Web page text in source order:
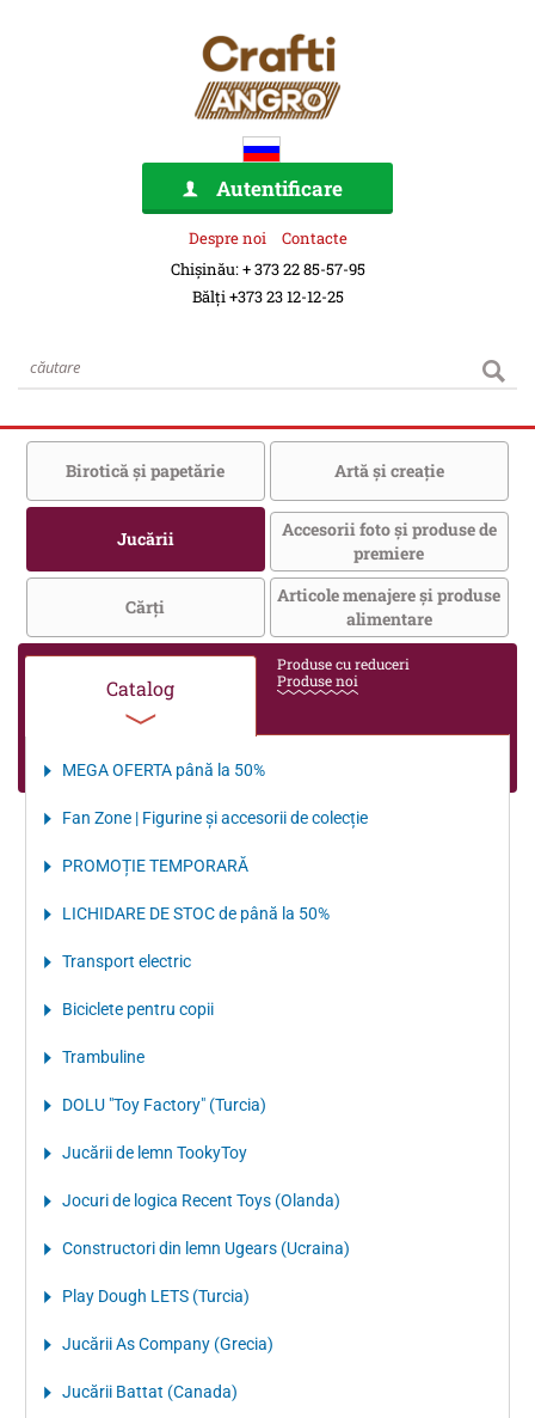
Autentificare
Despre noi
Contacte
Chișinău: + 373 22 85-57-95
Bălți +373 23 12-12-25
Birotică şi papetărie Artă şi creaţie
Jucării
Accesorii foto şi produse de
premiere
Cărţi
Articole menajere și produse
alimentare
Catalog
Produse cu reduceri
Produse noi
MEGA OFERTA până la 50%
Fan Zone | Figurine și accesorii de colecție
PROMOȚIE TEMPORARĂ
LICHIDARE DE STOC de până la 50%
Transport electriс
Biciclete pentru copii
Trambuline
DOLU "Toy Factory" (Turcia)
Jucării de lemn TookyToy
Jocuri de logica Recent Toys (Olanda)
Constructori din lemn Ugears (Ucraina)
Play Dough LETS (Turcia)
Jucării As Company (Grecia)
Jucării Battat (Canada)